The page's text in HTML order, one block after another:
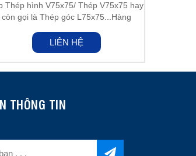
Thép hình V75x75/ Thép V75x75 hay
còn gọi là Thép góc L75x75...Hàng
LIÊN HỆ
THÔNG TIN